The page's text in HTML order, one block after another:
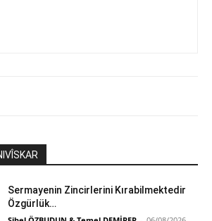
Sermayenin Zincirlerini Kırabilmektedir
Özgürlük…